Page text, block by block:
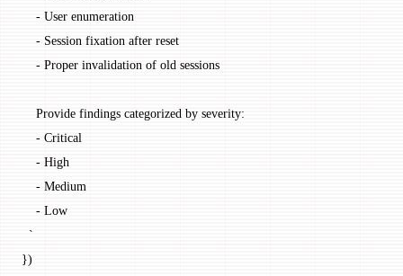
    - User enumeration
    - Session fixation after reset
    - Proper invalidation of old sessions
    Provide findings categorized by severity:
    - Critical
    - High
    - Medium
    - Low
  `
})